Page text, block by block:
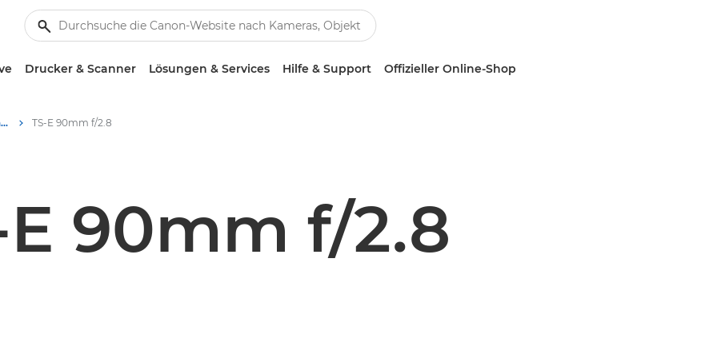
Drucker & Scanner Lösungen & Services Hilfe & Support Offizieller Online-Shop
Canon TS-E 90mm f/2.8 - Lenses - Camera & Photo lenses TS-E 90mm f/2.8
E 90mm f/2.8